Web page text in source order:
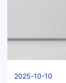
2025-10-10